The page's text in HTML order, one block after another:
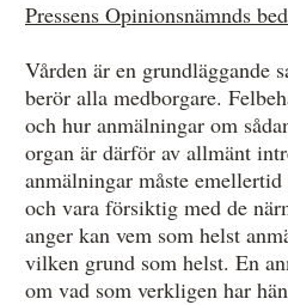
Pressens Opinionsnämnds
Vården är en grundläggande
berör alla medborgare.
och hur anmälningar om
organ är därför av allmänt
anmälningar måste
och vara försiktig med de
anger kan vem som helst
vilken grund som helst. En
om vad som verkligen har